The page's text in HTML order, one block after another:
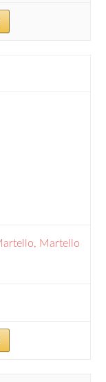
Martello